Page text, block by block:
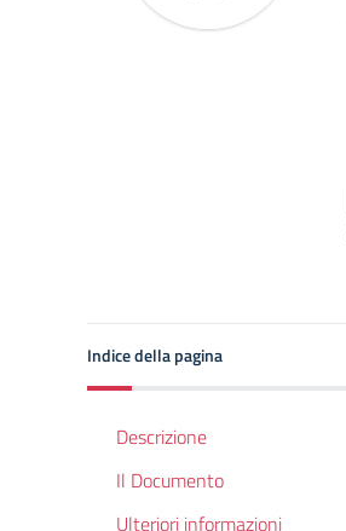
Indice della pagina
Descrizione
Il Documento
Ulteriori informazioni